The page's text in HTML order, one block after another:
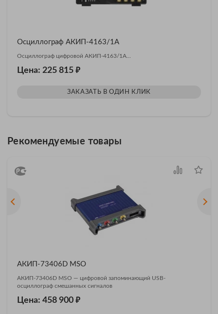
Осциллограф АКИП-4163/1А
Осциллограф цифровой АКИП-4163/1А...
Цена: 225 815 ₽
ЗАКАЗАТЬ В ОДИН КЛИК
Рекомендуемые товары
АКИП-73406D MSO
АКИП-73406D MSO — цифровой запоминающий USB-
осциллограф смешанных сигналов
Цена: 458 900 ₽